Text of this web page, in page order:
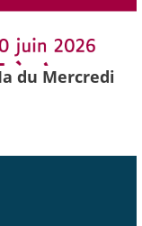
du Mercredi